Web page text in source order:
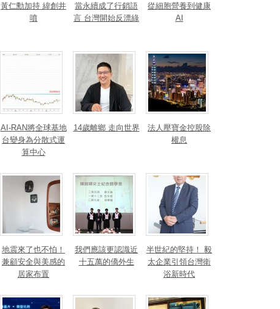
黃仁勳加持 緯創井
噴
當永續成了行銷語
言 台灣開始反漂綠
從細胞營養到健康
AI
AI-RAN將全球基地
台變身為分散式運
算中心
14歲離鄉 走向世界
法人壓寶金控股除
權息
地震來了也不怕！
兼顧安全與美感的
居家布置
我們應該更認識近
十五萬的僑外生
半世紀的堅持！ 毅
太企業引領台灣衛
浴新時代